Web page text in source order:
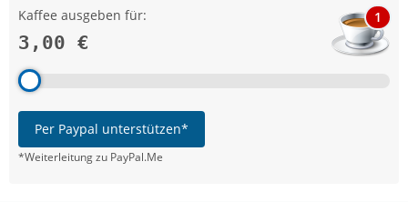
Kaffee ausgeben für:
3,00 €
1
Per Paypal unterstützen*
*Weiterleitung zu PayPal.Me